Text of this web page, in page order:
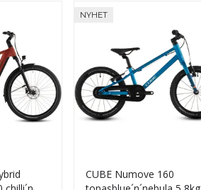
NYHET
CUBE Numove 160